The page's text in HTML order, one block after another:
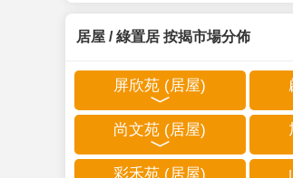
居屋 / 綠置居 按揭市場分佈
屏欣苑 (居屋)
尚文苑 (居屋)
彩禾苑 (居屋)